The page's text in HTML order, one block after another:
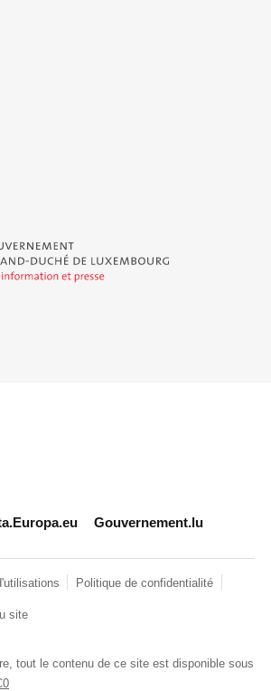
Grand-Duché de Luxembourg - Service
de data.public.lu
Gouvernement.lu
Politique de confidentialité
site
tout le contenu de ce site est disponible sous